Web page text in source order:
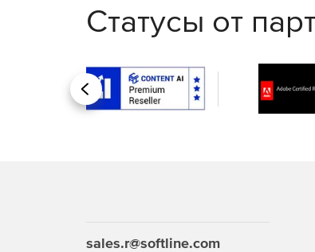
Статусы от
Назад
sales.r@softline.com